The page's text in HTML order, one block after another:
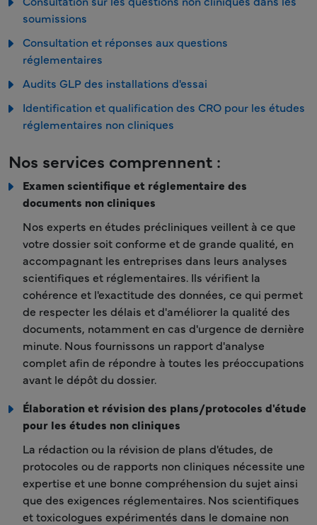
soumissions
Consultation et réponses aux questions
réglementaires
Audits GLP des installations d'essai
Identification et qualification des CRO pour les études
réglementaires non cliniques
Nos services comprennent :
Examen scientifique et réglementaire des
documents non cliniques
Nos experts en études précliniques veillent à ce que
votre dossier soit conforme et de grande qualité, en
accompagnant les entreprises dans leurs analyses
scientifiques et réglementaires. Ils vérifient la
cohérence et l'exactitude des données, ce qui permet
de respecter les délais et d'améliorer la qualité des
documents, notamment en cas d'urgence de dernière
minute. Nous fournissons un rapport d'analyse
complet afin de répondre à toutes les préoccupations
avant le dépôt du dossier.
Élaboration et révision des plans/protocoles d'étude
pour les études non cliniques
La rédaction ou la révision de plans d'études, de
protocoles ou de rapports non cliniques nécessite une
expertise et une bonne compréhension du sujet ainsi
que des exigences réglementaires. Nos scientifiques
et toxicologues expérimentés dans le domaine non